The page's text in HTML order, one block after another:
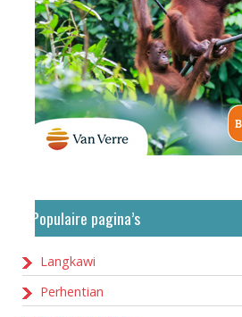
Populaire pagina’s
Langkawi
Perhentian